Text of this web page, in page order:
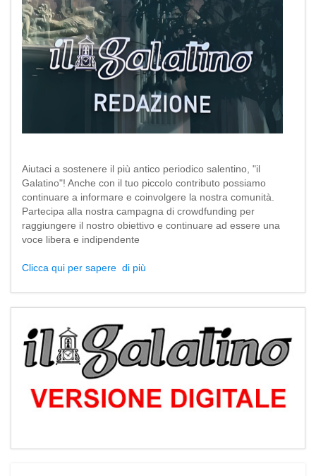
Aiutaci a sostenere il più antico periodico salentino, "il
Galatino"! Anche con il tuo piccolo contributo possiamo
continuare a informare e coinvolgere la nostra comunità.
Partecipa alla nostra campagna di crowdfunding per
raggiungere il nostro obiettivo e continuare ad essere una
voce libera e indipendente
Clicca qui per sapere di più